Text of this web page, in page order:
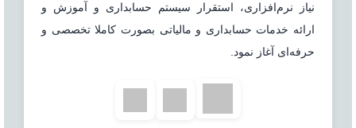
نیاز نرم‌افزاری، استقرار سیستم حسابداری و آموزش و
ارائه خدمات حسابداری و مالیاتی بصورت کاملا تخصصی و
حرفه‌ای آغاز نمود.